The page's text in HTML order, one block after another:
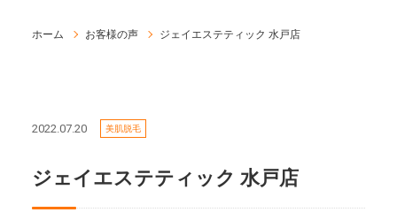
ホーム お客様の声 ジェイエステティック 水戸店
2022.07.20 美肌脱毛
ジェイエステティック 水戸店